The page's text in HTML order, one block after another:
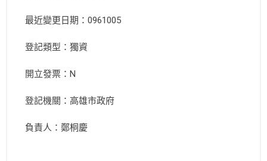
最近變更日期：0961005
登記類型：獨資
開立發票：N
登記機關：高雄市政府
負責人：鄭桐慶